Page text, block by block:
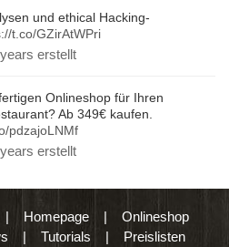
und ethical Hacking-
t.co/GZirAtWPri
erstellt
Onlineshop für Ihren
Ab 349€ kaufen.
pdzajoLNMf
erstellt
Homepage| Onlineshop
| Tutorials | Preislisten